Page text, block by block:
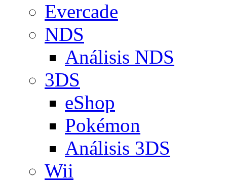
Evercade
NDS
Análisis NDS
3DS
eShop
Pokémon
Análisis 3DS
Wii